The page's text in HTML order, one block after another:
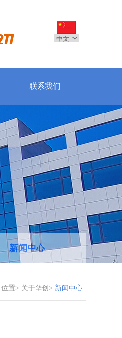
联系我们
新闻中心
位置> 关于华创> 新闻中心